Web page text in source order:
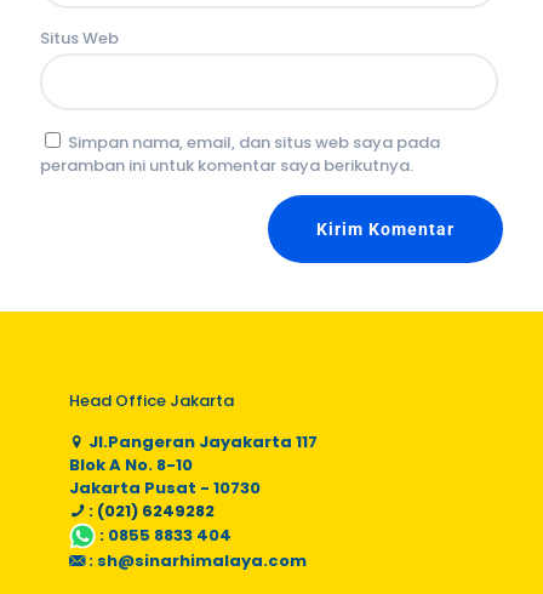
Situs Web
Simpan nama, email, dan situs web saya pada
peramban ini untuk komentar saya berikutnya.
Head Office Jakarta
Jl.Pangeran Jayakarta 117
Blok A No. 8-10
Jakarta Pusat - 10730
: (021) 6249282
: 0855 8833 404
: sh@sinarhimalaya.com